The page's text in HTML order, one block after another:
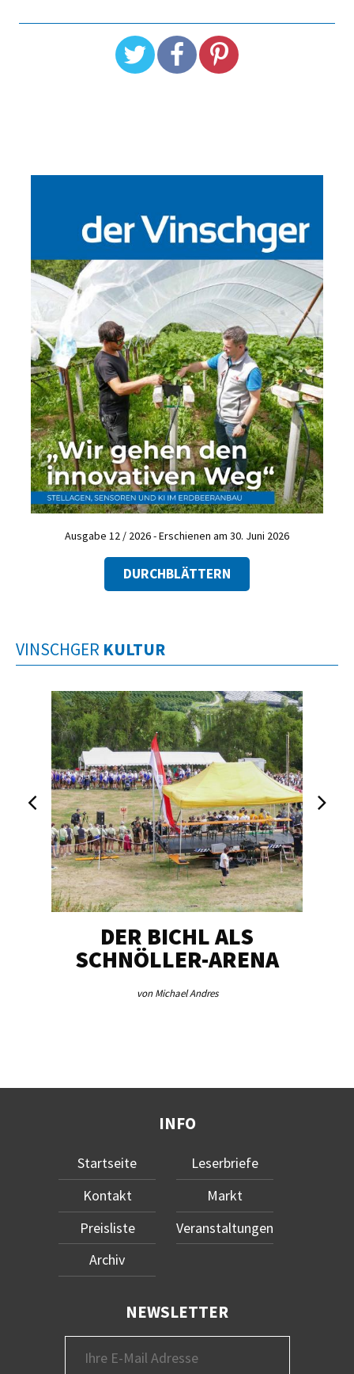
Ausgabe 12 / 2026 - Erschienen am 30. Juni 2026
DURCHBLÄTTERN
VINSCHGER KULTUR
DER BICHL ALS
SCHNÖLLER-ARENA
von Michael Andres
INFO
Startseite
Kontakt
Preisliste
Archiv
Leserbriefe
Markt
Veranstaltungen
NEWSLETTER